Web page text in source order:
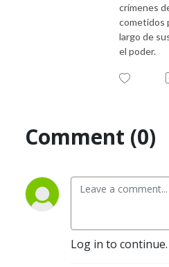
crímenes
cometidos
largo de
el poder.
Comment (0)
Log in to continue.